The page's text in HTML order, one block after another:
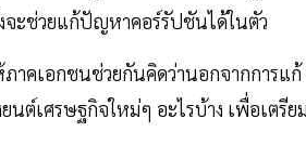
จะช่วยแก้ปัญหาคอร์รัปชันได้ในตัว
าคเอกชนช่วยกันคิดว่านอกจากการแก้
ต์เศรษฐกิจใหม่ๆ อะไรบ้าง เพื่อเตรีย